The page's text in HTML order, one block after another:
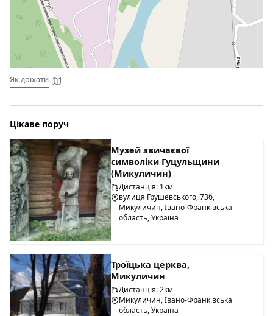
Як доїхати
Цікаве поруч
Музей звичаєвої
символіки Гуцульщини
(Микуличин)
Дистанція: 1км
вулиця Грушевського, 73б,
Микуличин, Івано-Франківська
область, Україна
Троїцька церква,
Микуличин
Дистанція: 2км
Микуличин, Івано-Франківська
область, Україна